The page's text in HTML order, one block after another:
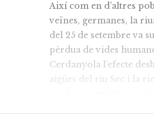
Així com en d’altres
veïnes, germanes, la
del 25 de setembre va
pèrdua de vides
Cerdanyola l’efecte
aigües del riu Sec i la